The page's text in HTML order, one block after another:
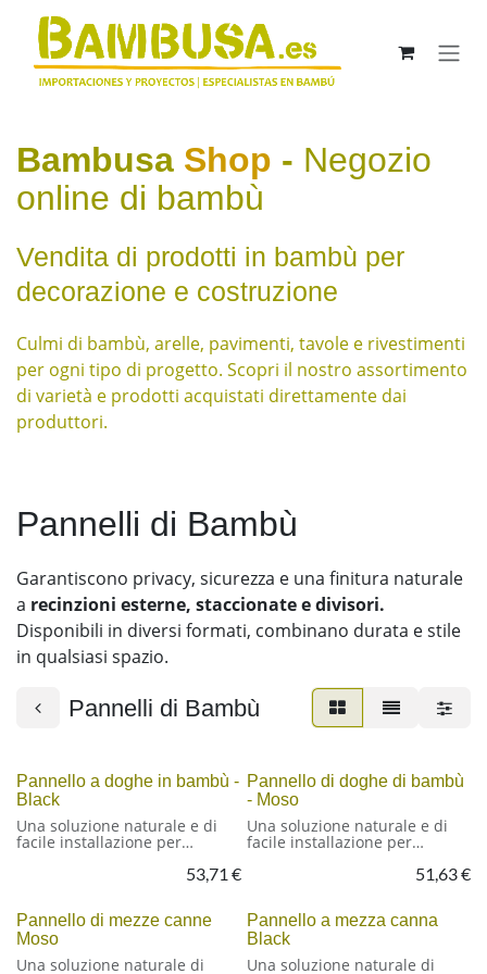
Passa al contenuto
Bambusa Shop - Negozio
online di bambù
Vendita di prodotti in bambù per
decorazione e costruzione
Culmi di bambù, arelle, pavimenti, tavole e rivestimenti
per ogni tipo di progetto. Scopri il nostro assortimento
di varietà e prodotti acquistati direttamente dai
produttori.
Pannelli di Bambù
Garantiscono privacy, sicurezza e una finitura naturale
a recinzioni esterne, staccionate e divisori.
Disponibili in diversi formati, combinano durata e stile
in qualsiasi spazio.
Pannelli di Bambù
Pannello a doghe in bambù -
Black
Una soluzione naturale e di
facile installazione per
recinzioni, divisori e chiusure
Pannello rigido a doghe di
Nome scientifico:
Phyllostachys Nigra (Black)
Larghezza delle doghe: 40/45
53,71 €
Pannello di doghe di bambù
- Moso
Una soluzione naturale e di
facile installazione per
recinzioni, divisori e chiusure
Pannello rigido a doghe in
Nome scientifico:
Phyllostachys Pubescens
(Moso) – Phyllostachys Nigra
51,63€
Pannello di mezze canne
Moso
Una soluzione naturale di
Pannello a mezza canna
Black
Una soluzione naturale di